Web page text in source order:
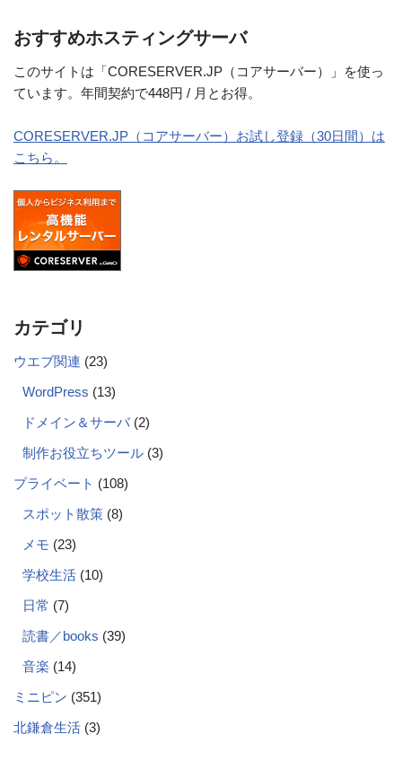
おすすめホスティングサーバ
このサイトは「CORESERVER.JP（コアサーバー）」を使っ
ています。年間契約で448円 / 月とお得。
CORESERVER.JP（コアサーバー）お試し登録（30日間）は
こちら。
カテゴリ
ウエブ関連 (23)
WordPress (13)
ドメイン＆サーバ(2)
制作お役立ちツール (3)
プライベート (108)
スポット散策 (8)
メモ (23)
学校生活 (10)
日常 (7)
読書／books (39)
音楽 (14)
ミニピン (351)
北鎌倉生活 (3)